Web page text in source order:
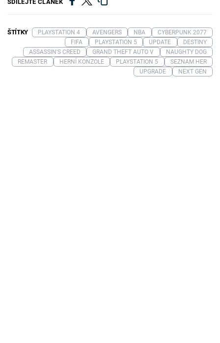
SDÍLEJTE ČLÁNEK
ŠTÍTKY PLAYSTATION 4 AVENGERS NBA
CYBERPUNK 2077
FIFA
PLAYSTATION 5 UPDATE
DESTINY
ASSASSIN'S CREED
GRAND THEFT AUTO V
NAUGHTY DOG
REMASTER
HERNÍ KONZOLE PLAYSTATION 5
SEZNAM HER
UPGRADE
NEXT GEN